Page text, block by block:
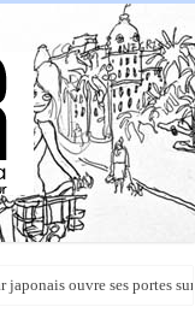
Carlton pour un